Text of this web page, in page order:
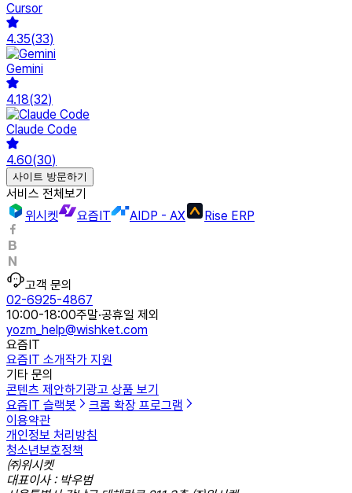
Cursor
4.35(33)
Gemini
4.18(32)
Claude Code
4.60(30)
사이트 방문하기
서비스 전체보기
위시켓
요즘IT AIDP - AX Rise ERP
고객 문의
02-6925-4867
10:00-18:00주말·공휴일 제외
yozm_help@wishket.com
요즘IT
요즘IT 소개작가 지원
기타 문의
콘텐츠 제안하기광고 상품 보기
요즘IT 슬랙봇
크롬 확장 프로그램
이용약관
개인정보 처리방침
청소년보호정책
㈜위시켓
대표이사 : 박우범